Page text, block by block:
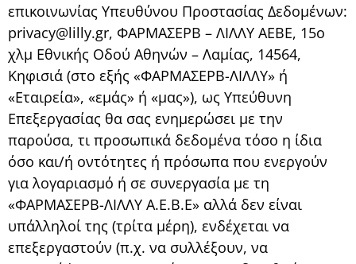
επικοινωνίας Υπευθύνου Προστασίας Δεδομένων:
privacy@lilly.gr, ΦΑΡΜΑΣΕΡΒ – ΛΙΛΛΥ ΑΕΒΕ, 15ο
χλμ Εθνικής Οδού Αθηνών – Λαμίας, 14564,
Κηφισιά (στο εξής «ΦΑΡΜΑΣΕΡΒ-ΛΙΛΛΥ» ή
«Εταιρεία», «εμάς» ή «μας»), ως Υπεύθυνη
Επεξεργασίας θα σας ενημερώσει με την
παρούσα, τι προσωπικά δεδομένα τόσο η ίδια
όσο και/ή οντότητες ή πρόσωπα που ενεργούν
για λογαριασμό ή σε συνεργασία με τη
«ΦΑΡΜΑΣΕΡΒ-ΛΙΛΛΥ Α.Ε.Β.Ε» αλλά δεν είναι
υπάλληλοί της (τρίτα μέρη), ενδέχεται να
επεξεργαστούν (π.χ. να συλλέξουν, να